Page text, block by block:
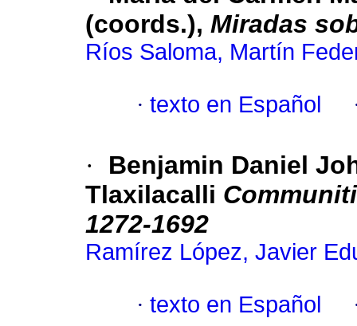
(coords.), Miradas
Ríos Saloma, Martín
· texto en Español
·
Benjamin Daniel
Tlaxilacalli
1272-1692
Ramírez López, Javier
· texto en Español